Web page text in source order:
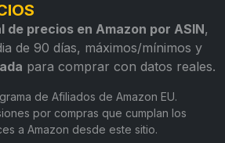
de precios en Amazon por ASIN,
de 90 días, máximos/mínimos y
para comprar con datos reales.
de Afiliados de Amazon EU.
por compras que cumplan los
a Amazon desde este sitio.